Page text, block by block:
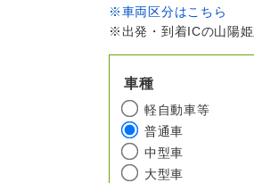
※車両区分はこちら
※出発・到着ICの山陽姫
車種
軽自動車等
普通車
中型車
大型車